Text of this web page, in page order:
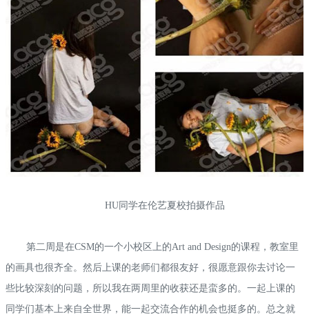
HU同学在伦艺夏校拍摄作品
第二周是在CSM的一个小校区上的Art and Design的课程，教室里
的画具也很齐全。然后上课的老师们都很友好，很愿意跟你去讨论一
些比较深刻的问题，所以我在两周里的收获还是蛮多的。一起上课的
同学们基本上来自全世界，能一起交流合作的机会也挺多的。总之就